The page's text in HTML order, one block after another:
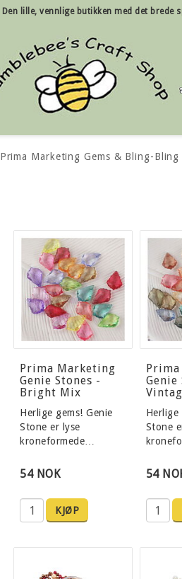
Den lille, vennlige butikken med det brede
Prima Marketing Gems & Bling-Bling
Prima Marketing
Genie Stones -
Bright Mix
Herlige gems! Genie
Stone er lyse
kroneformede…
54 NOK
KJØP
Genie
Herlige
Stone
54